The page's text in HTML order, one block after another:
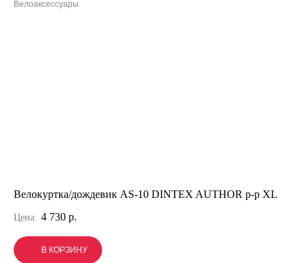
Велоаксессуары
Велокуртка/дождевик AS-10 DINTEX AUTHOR р-р XL
Цена: 4 730 р.
В КОРЗИНУ
В КОРЗИНУ
В КОРЗИНУ